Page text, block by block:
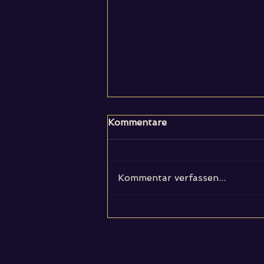
Kommentare
Kommentar verfassen...